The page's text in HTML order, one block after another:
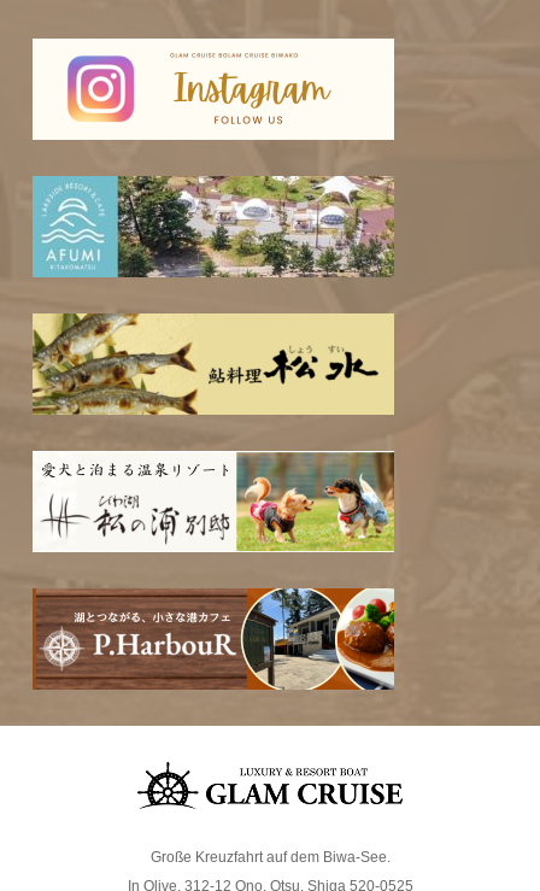
Große Kreuzfahrt auf dem Biwa-See.
In Olive, 312-12 Ono, Otsu, Shiga 520-0525